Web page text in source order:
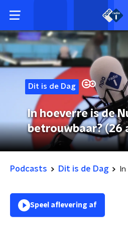
Dit is de Dag
In hoeverre is de
betrouwbaar? (26
Podcasts Dit is de Dag
Speel aflevering af